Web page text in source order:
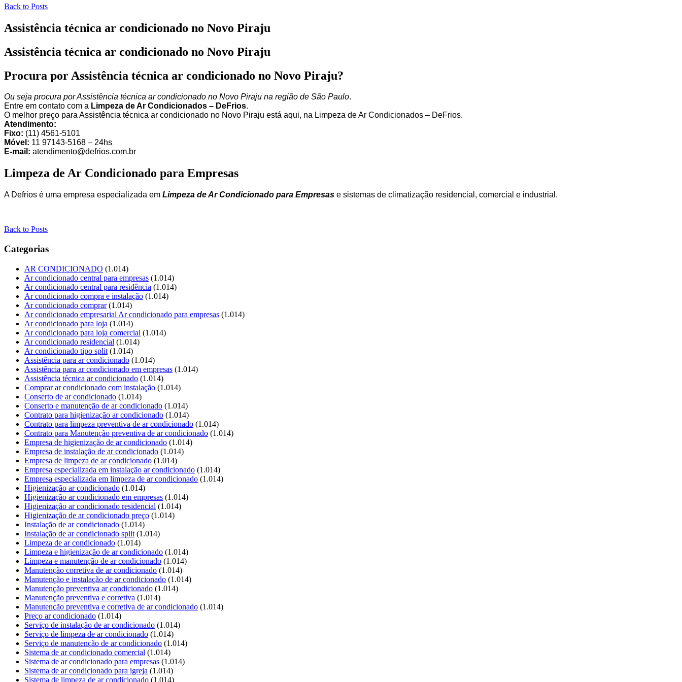
Back to Posts
Assistência técnica ar condicionado no Novo Piraju
Assistência técnica ar condicionado no Novo Piraju
Procura por Assistência técnica ar condicionado no Novo Piraju?
Ou seja procura por Assistência técnica ar condicionado no Novo Piraju na região de São Paulo.
Entre em contato com a Limpeza de Ar Condicionados – DeFrios.
O melhor preço para Assistência técnica ar condicionado no Novo Piraju está aqui, na Limpeza de Ar Condicionados – DeFrios.
Atendimento:
Fixo: (11) 4561-5101
Móvel: 11 97143-5168 – 24hs
E-mail: atendimento@defrios.com.br
Limpeza de Ar Condicionado para Empresas
A Defrios é uma empresa especializada em Limpeza de Ar Condicionado para Empresas e sistemas de climatização residencial, comercial e industrial.
Back to Posts
Categorias
AR CONDICIONADO (1.014)
Ar condicionado central para empresas (1.014)
Ar condicionado central para residência (1.014)
Ar condicionado compra e instalação (1.014)
Ar condicionado comprar(1.014)
Ar condicionado empresarial Ar condicionado para empresas (1.014)
Ar condicionado para loja (1.014)
Ar condicionado para loja comercial (1.014)
Ar condicionado residencial (1.014)
Ar condicionado tipo split (1.014)
Assistência para ar condicionado (1.014)
Assistência para ar condicionado em empresas (1.014)
Assistência técnica ar condicionado (1.014)
Comprar ar condicionado com instalação (1.014)
Conserto de ar condicionado (1.014)
Conserto e manutenção de ar condicionado (1.014)
Contrato para higienização ar condicionado (1.014)
Contrato para limpeza preventiva de ar condicionado (1.014)
Contrato para Manutenção preventiva de ar condicionado (1.014)
Empresa de higienização de ar condicionado (1.014)
Empresa de instalação de ar condicionado (1.014)
Empresa de limpeza de ar condicionado (1.014)
Empresa especializada em instalação ar condicionado (1.014)
Empresa especializada em limpeza de ar condicionado (1.014)
Higienização ar condicionado (1.014)
Higienização ar condicionado em empresas (1.014)
Higienização ar condicionado residencial (1.014)
Higienização de ar condicionado preço (1.014)
Instalação de ar condicionado (1.014)
Instalação de ar condicionado split (1.014)
Limpeza de ar condicionado (1.014)
Limpeza e higienização de ar condicionado (1.014)
Limpeza e manutenção de ar condicionado (1.014)
Manutenção corretiva de ar condicionado (1.014)
Manutenção e instalação de ar condicionado (1.014)
Manutenção preventiva ar condicionado (1.014)
Manutenção preventiva e corretiva (1.014)
Manutenção preventiva e corretiva de ar condicionado (1.014)
Preço ar condicionado (1.014)
Serviço de instalação de ar condicionado (1.014)
Serviço de limpeza de ar condicionado (1.014)
Serviço de manutenção de ar condicionado (1.014)
Sistema de ar condicionado comercial (1.014)
Sistema de ar condicionado para empresas (1.014)
Sistema de ar condicionado para igreja (1.014)
Sistema de limpeza de ar condicionado (1.014)